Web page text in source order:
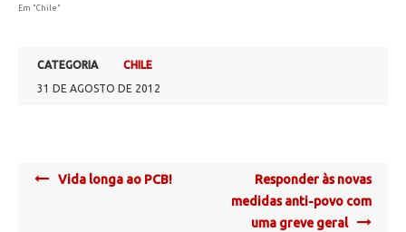
Em "Chile"
CATEGORIA
CHILE
31 DE AGOSTO DE 2012
PostVida longa ao PCB!
Responder às novas
medidas anti-povo com
uma greve geral